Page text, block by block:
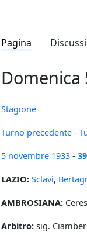
Pagina
Domenica
Stagione
Turno precedente -
5 novembre 1933 -
LAZIO: Sclavi,
AMBROSIANA:
Arbitro: sig.